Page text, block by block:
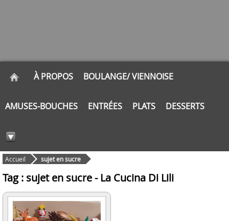
À PROPOS BOULANGE/ VIENNOISE
AMUSES-BOUCHES ENTRÉES PLATS DESSERTS
Accueil sujet en sucre
Tag : sujet en sucre - La Cucina Di Lili